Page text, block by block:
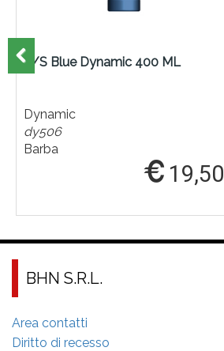
A/S Blue Dynamic 400 ML
Dynamic
dy506
Barba
19,50
BHN S.R.L.
Area contatti
Diritto di recesso